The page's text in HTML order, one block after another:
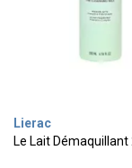
Lierac
Le Lait Démaquillant